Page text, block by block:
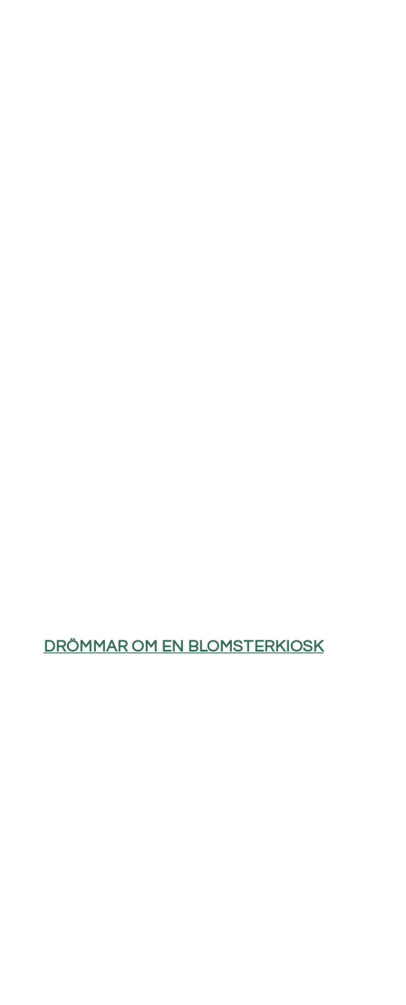
DRÖMMAR OM EN BLOMSTERKIOSK